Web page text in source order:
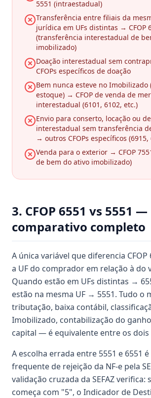
5551 (intraestadual)
Transferência entre filiais da
jurídica em UFs distintas → CFOP
(transferência interestadual de
imobilizado)
Doação interestadual sem
CFOPs específicos de doação
Bem nunca esteve no Imobilizado
estoque) → CFOP de venda de
interestadual (6101, 6102, etc.)
Envio para conserto, locação ou
interestadual sem transferência
→ outros CFOPs específicos (6915,
Venda para o exterior → CFOP
de bem do ativo imobilizado)
3. CFOP 6551 vs 5551 —
comparativo completo
A única variável que diferencia CFOP
a UF do comprador em relação à do
Quando estão em UFs distintas →
estão na mesma UF → 5551. Tudo o
tributação, baixa contábil,
Imobilizado, contabilização do
capital — é equivalente entre os dois
A escolha errada entre 5551 e 6551 é
frequente de rejeição da NF-e pela
validação cruzada da SEFAZ verifica:
começa com "5", o Indicador de